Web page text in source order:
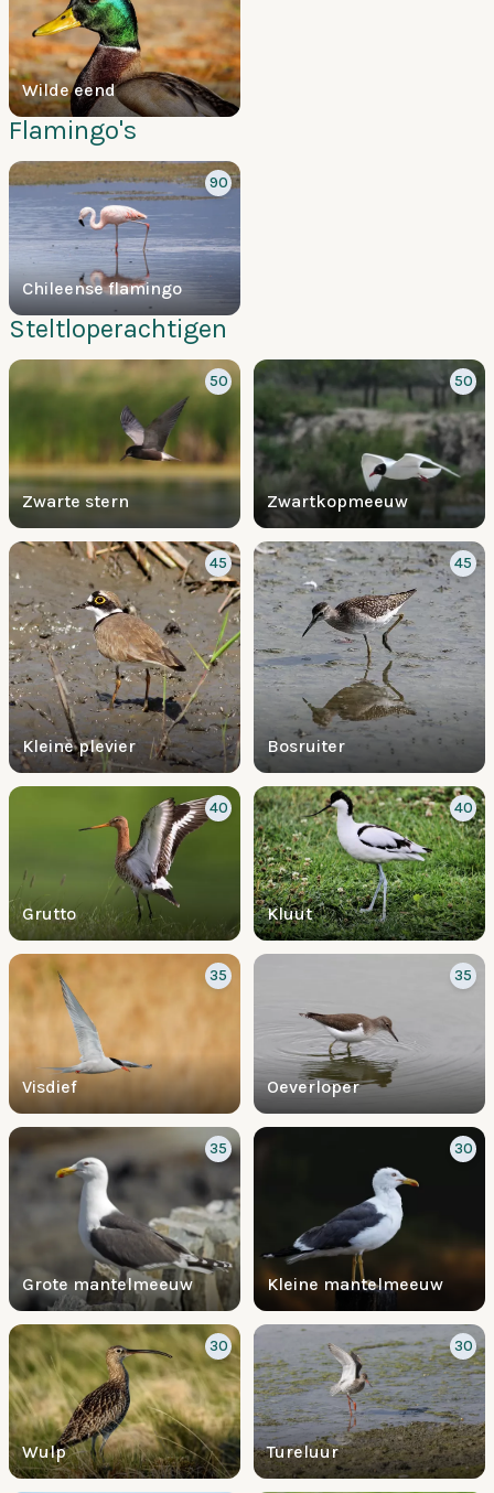
Wilde eend
Flamingo's
Chileense flamingo
90
Steltloperachtigen
Zwarte stern
50
Zwartkopmeeuw
50
Kleine plevier
45
Bosruiter
45
Grutto
40
Kluut
40
Visdief
35
Oeverloper
35
Grote mantelmeeuw
35
Kleine mantelmeeuw
30
Wulp
30
Tureluur
30